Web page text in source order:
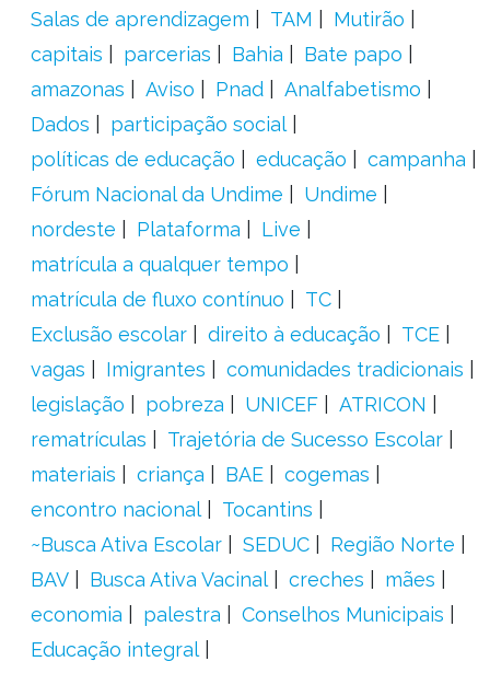
Salas de aprendizagem TAM
Mutirão
capitais
parcerias Bahia
Bate papo
amazonas
Aviso Pnad
Analfabetismo
Dados
participação social
políticas de educação
educação
campanha
Fórum Nacional da Undime
Undime
nordeste
Plataforma
Live
matrícula a qualquer tempo
matrícula de fluxo contínuo
TC
Exclusão escolar
direito à educação
TCE
vagas
Imigrantes
comunidades tradicionais
legislação
pobreza UNICEF
ATRICON
rematrículas
Trajetória de Sucesso Escolar
materiais
criança BAE
cogemas
encontro nacional
Tocantins
~Busca Ativa Escolar
SEDUC
Região Norte
BAV
Busca Ativa Vacinal creches
mães
economia
palestra
Conselhos Municipais
Educação integral